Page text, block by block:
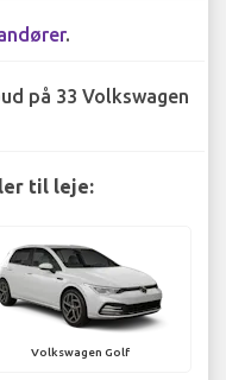
.
på 33 Volkswagen
til leje:
Volkswagen Golf